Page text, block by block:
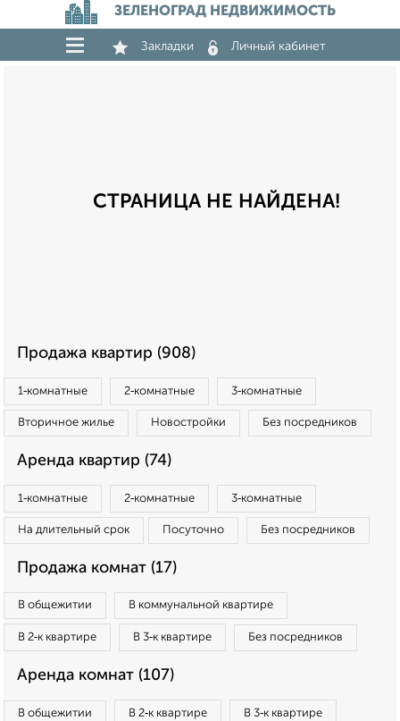
ЗЕЛЕНОГРАД НЕДВИЖИМОСТЬ
Закладки Личный кабинет
СТРАНИЦА НЕ НАЙДЕНА!
Продажа квартир (908)
1‑комнатные 2‑комнатные 3‑комнатные
Вторичное жилье Новостройки Без посредников
Аренда квартир (74)
1‑комнатные 2‑комнатные 3‑комнатные
На длительный срок Посуточно Без посредников
Продажа комнат (17)
В общежитии В коммунальной квартире
В 2‑к квартире В 3‑к квартире Без посредников
Аренда комнат (107)
В общежитии В 2‑к квартире В 3‑к квартире